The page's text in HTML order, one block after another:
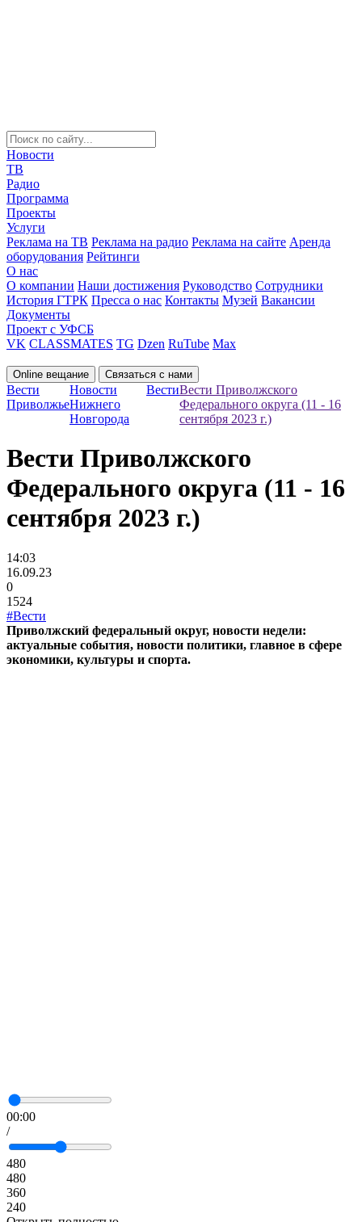
Новости
ТВ
Радио
Программа
Проекты
Услуги
Реклама на ТВ Реклама на радио Реклама на сайте Аренда
оборудования Рейтинги
О нас
О компании Наши достижения Руководство Сотрудники
История ГТРК Пресса о нас Контакты Музей Вакансии
Документы
Проект с УФСБ
VK CLASSMATES TG Dzen RuTube Max
Online вещание Связаться с нами
Вести
Приволжье
Новости
Нижнего
Новгорода
ВестиВести Приволжского
Федерального округа (11 - 16
сентября 2023 г.)
Вести Приволжского
Федерального округа (11 - 16
сентября 2023 г.)
14:03
16.09.23
0
1524
#Вести
Приволжский федеральный округ, новости недели:
актуальные события, новости политики, главное в сфере
экономики, культуры и спорта.
00:00
/
480
480
360
240